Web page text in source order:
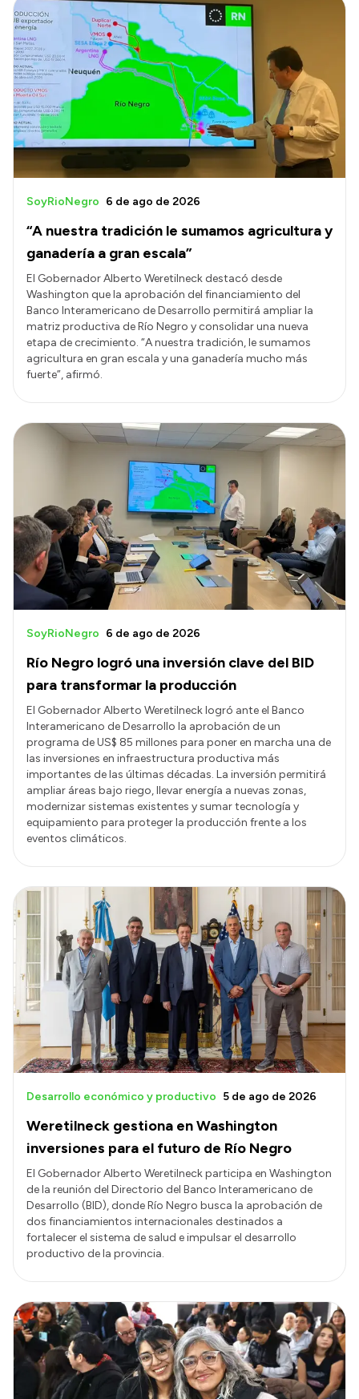
“A nuestra tradición le sumamos agricultura y
ganadería a gran escala”
SoyRioNegro 6 de ago de 2026
El Gobernador Alberto Weretilneck destacó desde
Washington que la aprobación del financiamiento del
Banco Interamericano de Desarrollo permitirá ampliar la
matriz productiva de Río Negro y consolidar una nueva
etapa de crecimiento. “A nuestra tradición, le sumamos
agricultura en gran escala y una ganadería mucho más
fuerte”, afirmó.
Río Negro logró una inversión clave del BID
para transformar la producción
SoyRioNegro 6 de ago de 2026
El Gobernador Alberto Weretilneck logró ante el Banco
Interamericano de Desarrollo la aprobación de un
programa de US$ 85 millones para poner en marcha una de
las inversiones en infraestructura productiva más
importantes de las últimas décadas. La inversión permitirá
ampliar áreas bajo riego, llevar energía a nuevas zonas,
modernizar sistemas existentes y sumar tecnología y
equipamiento para proteger la producción frente a los
eventos climáticos.
Weretilneck gestiona en Washington
inversiones para el futuro de Río Negro
Desarrollo económico y productivo 5 de ago de 2026
El Gobernador Alberto Weretilneck participa en Washington
de la reunión del Directorio del Banco Interamericano de
Desarrollo (BID), donde Río Negro busca la aprobación de
dos financiamientos internacionales destinados a
fortalecer el sistema de salud e impulsar el desarrollo
productivo de la provincia.